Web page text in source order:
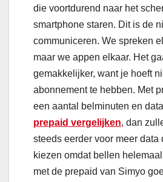
die voortdurend naar het
smartphone staren. Dit is de
communiceren. We spreken
maar we appen elkaar. Het
gemakkelijker, want je hoeft
abonnement te hebben. Met
een aantal belminuten en
prepaid vergelijken, dan
steeds eerder voor meer data
kiezen omdat bellen
met de prepaid van Simyo